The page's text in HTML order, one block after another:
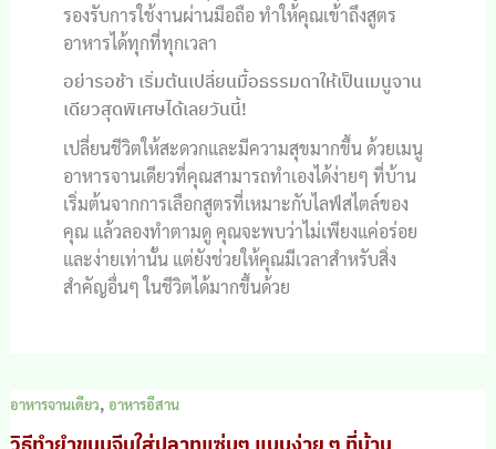
รองรับการใช้งานผ่านมือถือ ทำให้คุณเข้าถึงสูตร
อาหารได้ทุกที่ทุกเวลา
อย่ารอช้า เริ่มต้นเปลี่ยนมื้อธรรมดาให้เป็นเมนูจาน
เดียวสุดพิเศษได้เลยวันนี้!
เปลี่ยนชีวิตให้สะดวกและมีความสุขมากขึ้น ด้วยเมนู
อาหารจานเดียวที่คุณสามารถทำเองได้ง่ายๆ ที่บ้าน
เริ่มต้นจากการเลือกสูตรที่เหมาะกับไลฟ์สไตล์ของ
คุณ แล้วลองทำตามดู คุณจะพบว่าไม่เพียงแค่อร่อย
และง่ายเท่านั้น แต่ยังช่วยให้คุณมีเวลาสำหรับสิ่ง
สำคัญอื่นๆ ในชีวิตได้มากขึ้นด้วย
อาหารจานเดียว, อาหารอีสาน
วิธีทำยำขนมจีนใส่ปลาทูแซ่บๆ แบบง่าย ๆ ที่บ้าน